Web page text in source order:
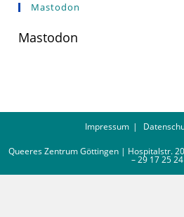
Mastodon
Mastodon
Impressum
Queeres Zentrum Göttingen | Hospitalstr.
– 29 17 25 24